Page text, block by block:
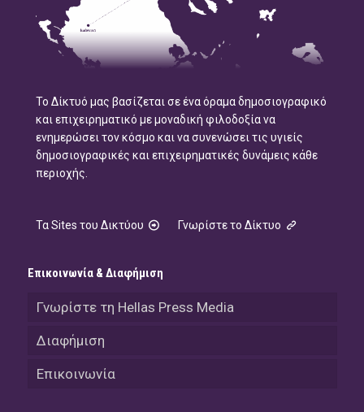
Το Δίκτυό μας βασίζεται σε ένα όραμα δημοσιογραφικό
και επιχειρηματικό με μοναδική φιλοδοξία να
ενημερώσει τον κόσμο και να συνενώσει τις υγιείς
δημοσιογραφικές και επιχειρηματικές δυνάμεις κάθε
περιοχής.
Τα Sites του Δικτύου Γνωρίστε το Δίκτυο
Επικοινωνία & Διαφήμιση
Γνωρίστε τη Hellas Press Media
Διαφήμιση
Επικοινωνία